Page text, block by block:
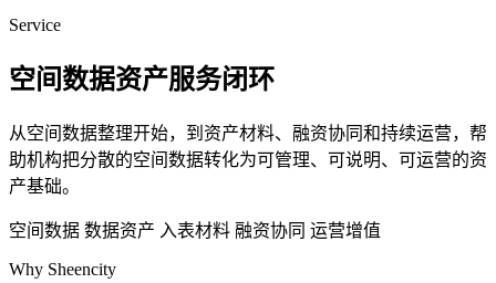
Service
空间数据资产服务闭环
从空间数据整理开始，到资产材料、融资协同和持续运营，帮
助机构把分散的空间数据转化为可管理、可说明、可运营的资
产基础。
空间数据 数据资产 入表材料 融资协同 运营增值
Why Sheencity